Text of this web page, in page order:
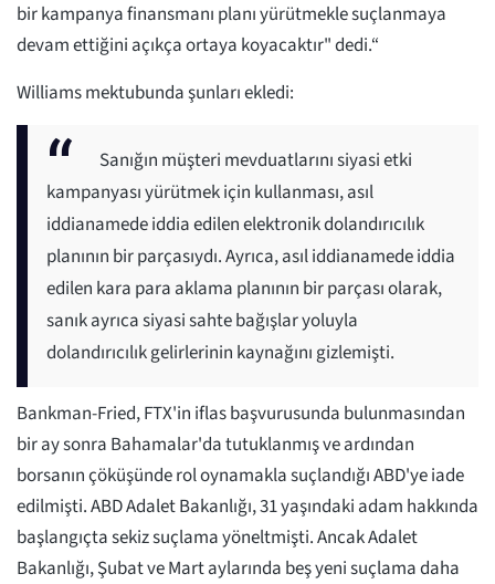
bir kampanya finansmanı planı yürütmekle suçlanmaya
devam ettiğini açıkça ortaya koyacaktır" dedi.“
Williams mektubunda şunları ekledi:
Sanığın müşteri mevduatlarını siyasi etki
kampanyası yürütmek için kullanması, asıl
iddianamede iddia edilen elektronik dolandırıcılık
planının bir parçasıydı. Ayrıca, asıl iddianamede iddia
edilen kara para aklama planının bir parçası olarak,
sanık ayrıca siyasi sahte bağışlar yoluyla
dolandırıcılık gelirlerinin kaynağını gizlemişti.
Bankman-Fried, FTX'in iflas başvurusunda bulunmasından
bir ay sonra Bahamalar'da tutuklanmış ve ardından
borsanın çöküşünde rol oynamakla suçlandığı ABD'ye iade
edilmişti. ABD Adalet Bakanlığı, 31 yaşındaki adam hakkında
başlangıçta sekiz suçlama yöneltmişti. Ancak Adalet
Bakanlığı, Şubat ve Mart aylarında beş yeni suçlama daha